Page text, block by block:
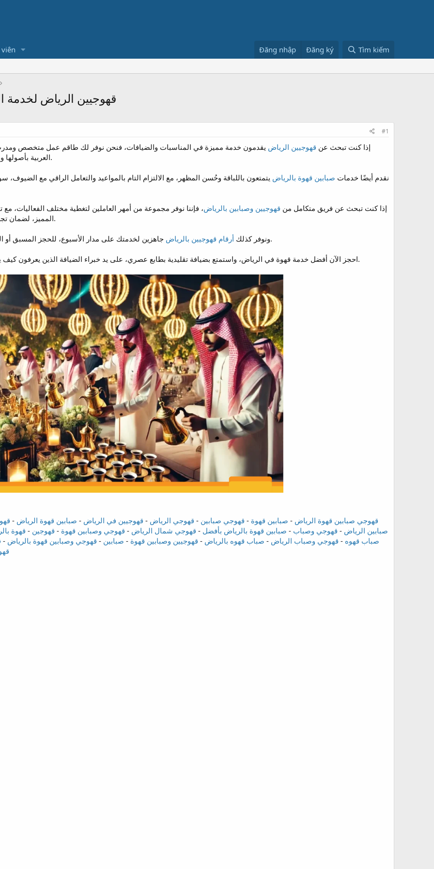
Đăng nhập Đăng ký Tìm kiếm
قهوجيين الرياض لخدمة
#1
إذا كنت تبحث عن قهوجيين الرياض يقدمون خدمة مميزة في المناسبات والضيافات، فنحن نوفر لك طاقم عمل متخصص
العربية بأصولها وبكرم الضيافة المعروف في المملكة.
نقدم أيضًا خدمات صبابين قهوة بالرياض يتمتعون باللباقة وحُسن المظهر، مع الالتزام التام بالمواعيد والتعامل الراقي مع
إذا كنت تبحث عن فريق متكامل من قهوجيين وصبابين بالرياض، فإننا نوفر مجموعة من أمهر العاملين لتغطية مختلف الفعاليات، مع
المميز، لضمان تجربة ضيافة فاخرة تليق بك وبضيوفك.
ونوفر كذلك أرقام قهوجيين بالرياض جاهزين لخدمتك على مدار الأسبوع، للحجز المسبق أو الطارئ، بأسعار مناسبة وجودة عالية.
احجز الآن أفضل خدمة قهوة في الرياض، واستمتع بضيافة تقليدية بطابع عصري، على يد خبراء الضيافة الذين يعرفون كيف يضيفون لمسة تميز على أي مناسبة.
قهوجي صبابين قهوة الرياض - صبابين قهوة - قهوجي صبابين - قهوجي الرياض - قهوجيين في الرياض - صبابين قهوة الرياض -
صبابين الرياض - قهوجي وصباب - صبابين قهوة بالرياض بأفضل - قهوجي شمال الرياض - قهوجي وصبابين قهوة - قهوجين - قهوة
صباب قهوه - قهوجي وصباب الرياض - صباب قهوه بالرياض - قهوجيين وصبابين قهوة - صبابين - قهوجي وصبابين قهوة بالرياض -